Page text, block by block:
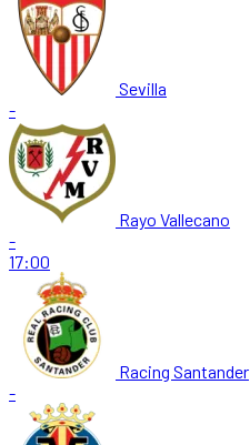
Sevilla
-
Rayo Vallecano
-
17:00
Racing Santander
-